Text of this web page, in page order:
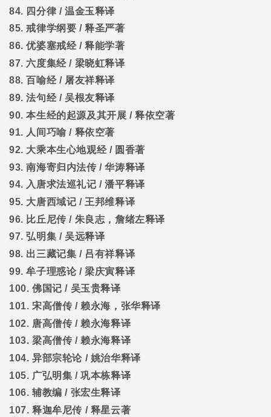
84. 四分律 /温金玉释译
85.戒律学纲要 /释圣严著
86.优婆塞戒经/释能学著
87. 六度集经/ 梁晓虹释译
88.百喻经/ 屠友祥释译
89.法句经/吴根友释译
90.本生经的起源及其开展 /释依空著
91. 人间巧喻 / 释依空著
92. 大乘本生心地观经/ 圆香著
93.南海寄归内法传 /华涛释译
94. 入唐求法巡礼记 /潘平释译
95. 大唐西域记 / 王邦维释译
96. 比丘尼传 / 朱良志，詹绪左释译
97.弘明集 /吴远释译
98. 出三藏记集 / 吕有祥释译
99.牟子理惑论/梁庆寅释译
100. 佛国记 / 吴玉贵释译
101. 宋高僧传 / 赖永海，张华释译
102. 唐高僧传 / 赖永海释译
103. 梁高僧传 / 赖永海释译
104. 异部宗轮论 / 姚治华释译
105. 广弘明集 /巩本栋释译
106. 辅教编 / 张宏生释译
107. 释迦牟尼传 / 释星云著